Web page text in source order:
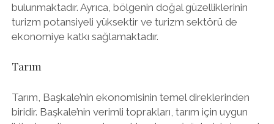
bulunmaktadır. Ayrıca, bölgenin doğal güzelliklerinin
turizm potansiyeli yüksektir ve turizm sektörü de
ekonomiye katkı sağlamaktadır.
Tarım
Tarım, Başkale’nin ekonomisinin temel direklerinden
biridir. Başkale’nin verimli toprakları, tarım için uygun